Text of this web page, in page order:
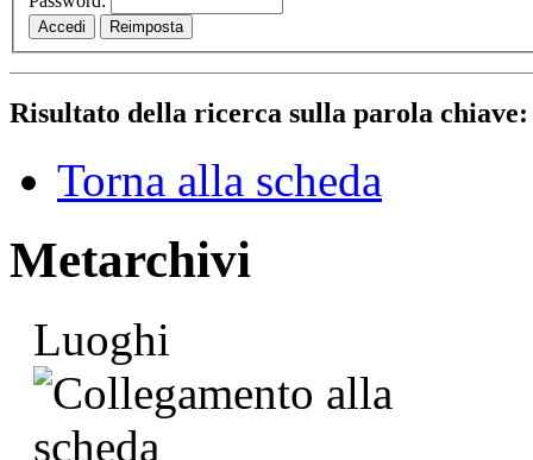
Risultato della ricerca sulla parola
Torna alla scheda
Metarchivi
Luoghi